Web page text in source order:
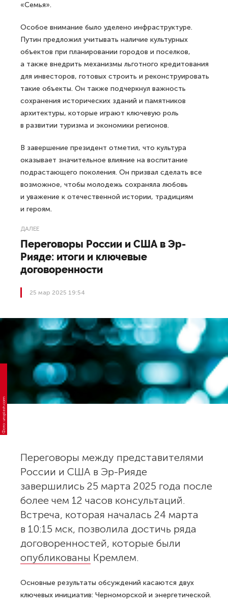
«Семья».
Особое внимание было уделено инфраструктуре.
Путин предложил учитывать наличие культурных
объектов при планировании городов и поселков,
а также внедрить механизмы льготного кредитования
для инвесторов, готовых строить и реконструировать
такие объекты. Он также подчеркнул важность
сохранения исторических зданий и памятников
архитектуры, которые играют ключевую роль
в развитии туризма и экономики регионов.
В завершение президент отметил, что культура
оказывает значительное влияние на воспитание
подрастающего поколения. Он призвал сделать все
возможное, чтобы молодежь сохраняла любовь
и уважение к отечественной истории, традициям
и героям.
ДАЛЕЕ
Переговоры России и США в Эр-
Рияде: итоги и ключевые
договоренности
25 мар 2025 19:54
Фото: unsplash.com
Переговоры между представителями
России и США в Эр-Рияде
завершились 25 марта 2025 года после
более чем 12 часов консультаций.
Встреча, которая началась 24 марта
в 10:15 мск, позволила достичь ряда
договоренностей, которые были
опубликованы Кремлем.
Основные результаты обсуждений касаются двух
ключевых инициатив: Черноморской и энергетической.